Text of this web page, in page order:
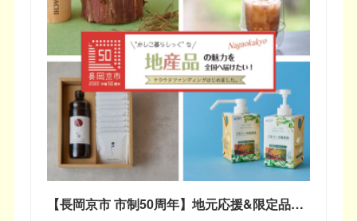
【長岡京市 市制50周年】地元応援&限定品をGETしよう！VOL.02